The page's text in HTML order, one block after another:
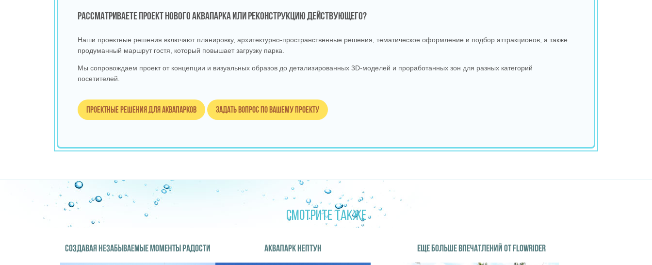
РАССМАТРИВАЕТЕ ПРОЕКТ НОВОГО АКВАПАРКА ИЛИ РЕКОНСТРУКЦИЮ ДЕЙСТВУЮЩЕГО?
Наши проектные решения включают планировку, архитектурно‑пространственные решения, тематическое оформление и подбор аттракционов, а также
продуманный маршрут гостя, который повышает загрузку парка.
Мы сопровождаем проект от концепции и визуальных образов до детализированных 3D‑моделей и проработанных зон для разных категорий
посетителей.
Проектные решения для аквапарков Задать вопрос по вашему проекту
СМОТРИТЕ ТАКЖЕ
СОЗДАВАЯ НЕЗАБЫВАЕМЫЕ МОМЕНТЫ РАДОСТИ АКВАПАРК НЕПТУН ЕЩЕ БОЛЬШЕ ВПЕЧАТЛЕНИЙ ОТ FLOWRIDER